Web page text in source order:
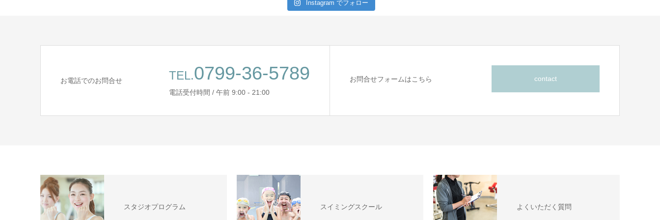
Instagram でフォロー
お電話でのお問合せ TEL.0799-36-5789
電話受付時間 / 午前 9:00 - 21:00
お問合せフォームはこちら contact
スタジオプログラム スイミングスクール よくいただく質問